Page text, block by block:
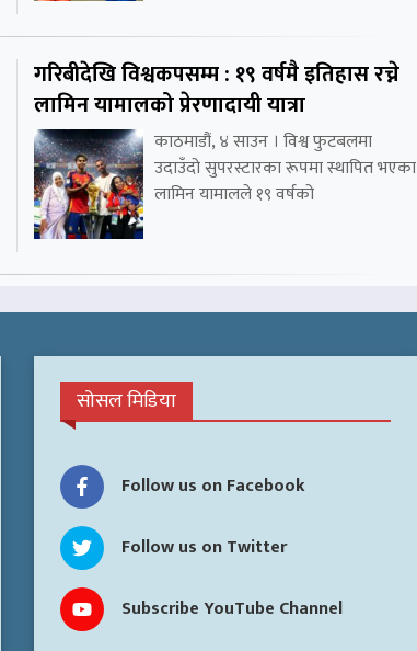
गरिबीदेखि विश्वकपसम्म : १९ वर्षमै इतिहास रच्ने
लामिन यामालको प्रेरणादायी यात्रा
काठमाडौं, ४ साउन । विश्व फुटबलमा
उदाउँदो सुपरस्टारका रूपमा स्थापित भएका
लामिन यामालले १९ वर्षको
सोसल मिडिया
Follow us on Facebook
Follow us on Twitter
Subscribe YouTube Channel